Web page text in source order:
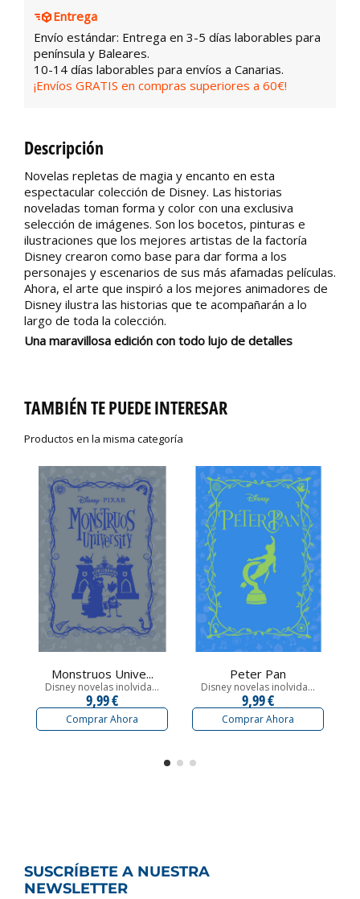
Entrega
Envío estándar: Entrega en 3-5 días laborables para
península y Baleares.
10-14 días laborables para envíos a Canarias.
¡Envíos GRATIS en compras superiores a 60€!
Descripción
Novelas repletas de magia y encanto en esta
espectacular colección de Disney. Las historias
noveladas toman forma y color con una exclusiva
selección de imágenes. Son los bocetos, pinturas e
ilustraciones que los mejores artistas de la factoría
Disney crearon como base para dar forma a los
personajes y escenarios de sus más afamadas películas.
Ahora, el arte que inspiró a los mejores animadores de
Disney ilustra las historias que te acompañarán a lo
largo de toda la colección.
Una maravillosa edición con todo lujo de detalles
TAMBIÉN TE PUEDE INTERESAR
Productos en la misma categoría
Monstruos Unive...
Disney novelas inolvida...
9,99 €
Comprar Ahora
Peter Pan
Disney novelas inolvida...
9,99 €
Comprar Ahora
SUSCRÍBETE A NUESTRA
NEWSLETTER